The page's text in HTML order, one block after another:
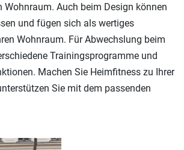
Wohnraum. Auch beim Design können
und fügen sich als wertiges
Wohnraum. Für Abwechslung beim
Trainingsprogramme und
Machen Sie Heimfitness zu Ihrer
Sie mit dem passenden